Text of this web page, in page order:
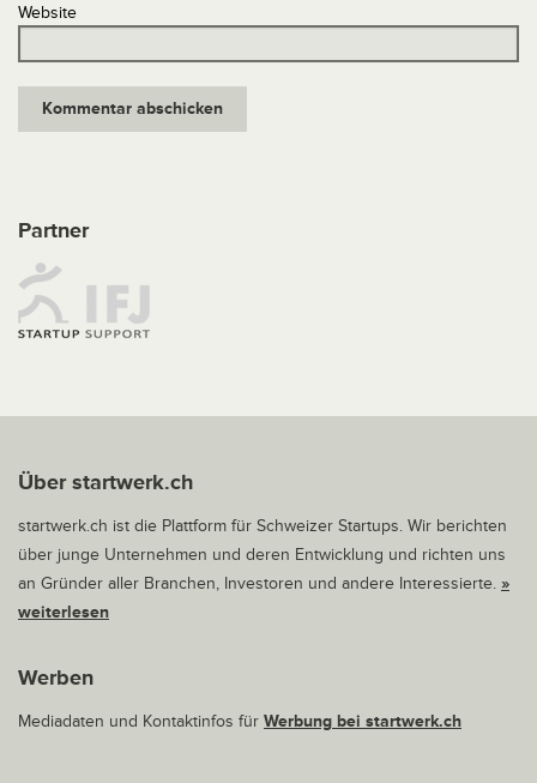
Website
Partner
Über startwerk.ch
startwerk.ch ist die Plattform für Schweizer Startups. Wir berichten
über junge Unternehmen und deren Entwicklung und richten uns
an Gründer aller Branchen, Investoren und andere Interessierte. »
weiterlesen
Werben
Mediadaten und Kontaktinfos für Werbung bei startwerk.ch